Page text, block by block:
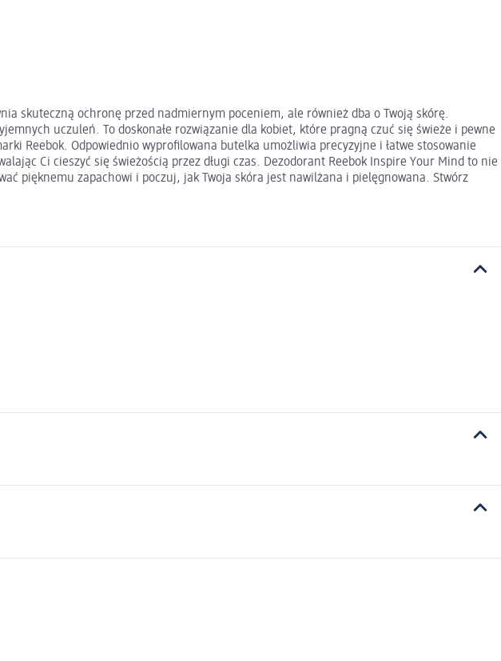
skuteczną ochronę przed nadmiernym poceniem, ale również dba o Twoją skórę.
uczuleń. To doskonałe rozwiązanie dla kobiet, które pragną czuć się świeże i pewne
Reebok. Odpowiednio wyprofilowana butelka umożliwia precyzyjne i łatwe stosowanie
Ci cieszyć się świeżością przez długi czas. Dezodorant Reebok Inspire Your Mind to nie
pięknemu zapachowi i poczuj, jak Twoja skóra jest nawilżana i pielęgnowana. Stwórz